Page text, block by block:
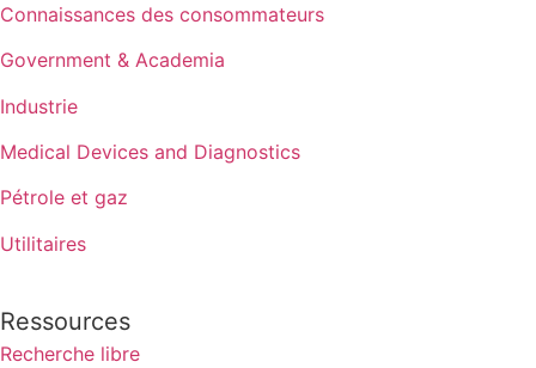
Connaissances des consommateurs
Government & Academia
Industrie
Medical Devices and Diagnostics
Pétrole et gaz
Utilitaires
Ressources
Recherche libre